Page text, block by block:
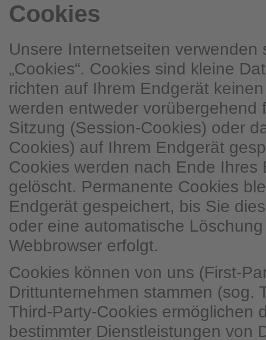
Cookies
Unsere Internetseiten verwenden
„Cookies“. Cookies sind kleine
richten auf Ihrem Endgerät
werden entweder vorübergehend
Sitzung (Session-Cookies) oder
Cookies) auf Ihrem Endgerät
Cookies werden nach Ende Ihres
gelöscht. Permanente Cookies
Endgerät gespeichert, bis Sie
oder eine automatische
Webbrowser erfolgt.
Cookies können von uns (First-
Drittunternehmen stammen (sog.
Third-Party-Cookies ermöglichen
bestimmter Dienstleistungen von